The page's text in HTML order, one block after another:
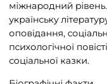
Енциклопедії,
Подарункові
міжнародний
українську
оповідання,
психологічної
соціальної казки.